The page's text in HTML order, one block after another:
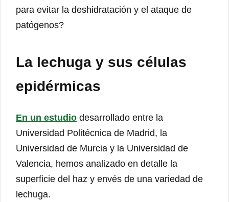
para evitar la deshidratación y el ataque de
patógenos?
La lechuga y sus células
epidérmicas
En un estudio desarrollado entre la
Universidad Politécnica de Madrid, la
Universidad de Murcia y la Universidad de
Valencia, hemos analizado en detalle la
superficie del haz y envés de una variedad de
lechuga.